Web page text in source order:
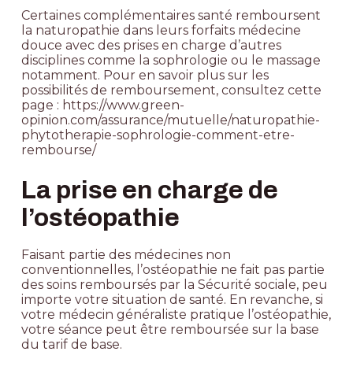
Certaines complémentaires santé remboursent
la naturopathie dans leurs forfaits médecine
douce avec des prises en charge d’autres
disciplines comme la sophrologie ou le massage
notamment. Pour en savoir plus sur les
possibilités de remboursement, consultez cette
page : https://www.green-
opinion.com/assurance/mutuelle/naturopathie-
phytotherapie-sophrologie-comment-etre-
rembourse/
La prise en charge de
l’ostéopathie
Faisant partie des médecines non
conventionnelles, l’ostéopathie ne fait pas partie
des soins remboursés par la Sécurité sociale, peu
importe votre situation de santé. En revanche, si
votre médecin généraliste pratique l’ostéopathie,
votre séance peut être remboursée sur la base
du tarif de base.